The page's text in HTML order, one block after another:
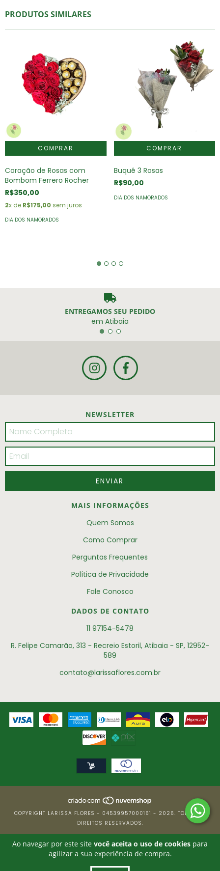
Ao navegar por este site você aceita o uso de cookies para
agilizar a sua experiência de compra.
PRODUTOS SIMILARES
Coração de Rosas com
Bombom Ferrero Rocher
R$350,00
2x de R$175,00 sem juros
DIA DOS NAMORADOS
Buquê 3 Rosas
R$90,00
DIA DOS NAMORADOS
ENTREGAMOS SEU PEDIDO
em Atibaia
NEWSLETTER
MAIS INFORMAÇÕES
Quem Somos
Como Comprar
Perguntas Frequentes
Política de Privacidade
Fale Conosco
DADOS DE CONTATO
11 97154-5478
R. Felipe Camarão, 313 - Recreio Estoril, Atibaia - SP, 12952-
589
contato@larissaflores.com.br
COPYRIGHT LARISSA FLORES - 04539957000161 - 2026. TODOS OS
DIREITOS RESERVADOS.